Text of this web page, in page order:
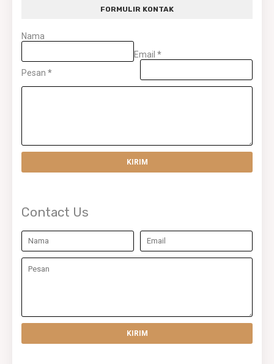
FORMULIR KONTAK
Nama
Email *
Pesan *
Contact Us